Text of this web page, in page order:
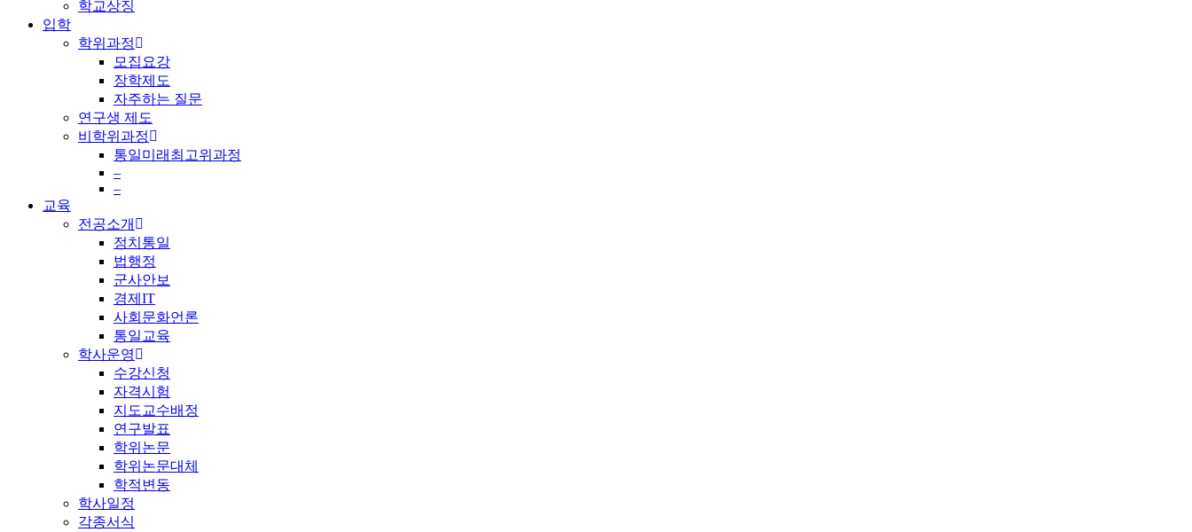
학교상징
입학
학위과정
모집요강
장학제도
자주하는 질문
연구생 제도
비학위과정
통일미래최고위과정
–
–
교육
전공소개
정치통일
법행정
군사안보
경제IT
사회문화언론
통일교육
학사운영
수강신청
자격시험
지도교수배정
연구발표
학위논문
학위논문대체
학적변동
학사일정
각종서식